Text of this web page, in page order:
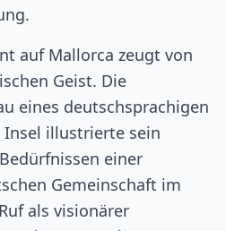
auf Mallorca zeugt von
Geist. Die
eines deutschsprachigen
Insel illustrierte sein
einer
Gemeinschaft im
als visionärer